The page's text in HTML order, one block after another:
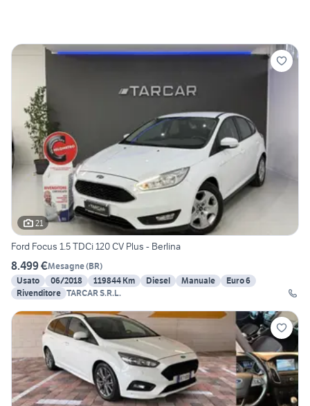
21
Ford Focus 1.5 TDCi 120 CV Plus - Berlina
8.499 €Mesagne(BR)
Usato
06/2018 119844 Km Diesel Manuale
Euro 6
Rivenditore TARCAR S.R.L.